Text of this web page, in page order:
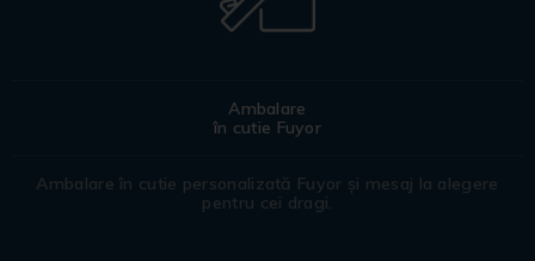
Ambalare
în cutie Fuyor
Ambalare în cutie personalizată Fuyor și mesaj la alegere
pentru cei dragi.